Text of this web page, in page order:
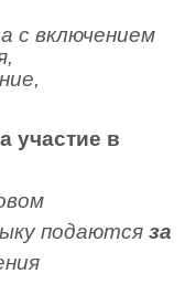
с включением
участие в
подаются за